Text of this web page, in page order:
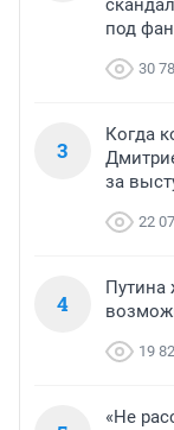
под
30
3
Когда
за
22
4
Путина
19
«Не